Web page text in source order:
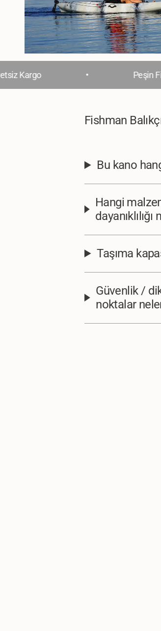
Peşin
Fishman
Bu kano
Hangi
dayanıklılığı
Taşıma
Güvenlik /
noktalar